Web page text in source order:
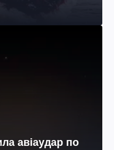
авіаудар по